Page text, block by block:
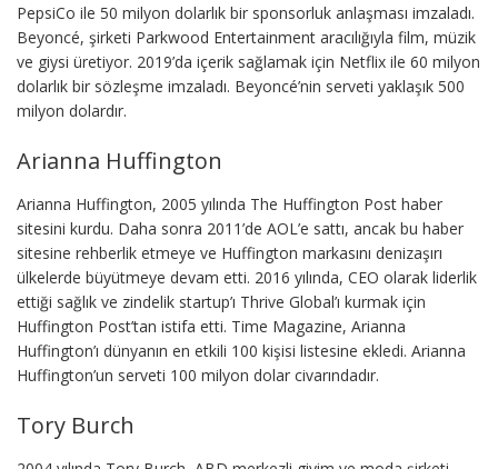
PepsiCo ile 50 milyon dolarlık bir sponsorluk anlaşması imzaladı.
Beyoncé, şirketi Parkwood Entertainment aracılığıyla film, müzik
ve giysi üretiyor. 2019’da içerik sağlamak için Netflix ile 60 milyon
dolarlık bir sözleşme imzaladı. Beyoncé’nin serveti yaklaşık 500
milyon dolardır.
Arianna Huffington
Arianna Huffington, 2005 yılında The Huffington Post haber
sitesini kurdu. Daha sonra 2011’de AOL’e sattı, ancak bu haber
sitesine rehberlik etmeye ve Huffington markasını denizaşırı
ülkelerde büyütmeye devam etti. 2016 yılında, CEO olarak liderlik
ettiği sağlık ve zindelik startup’ı Thrive Global’ı kurmak için
Huffington Post’tan istifa etti. Time Magazine, Arianna
Huffington’ı dünyanın en etkili 100 kişisi listesine ekledi. Arianna
Huffington’un serveti 100 milyon dolar civarındadır.
Tory Burch